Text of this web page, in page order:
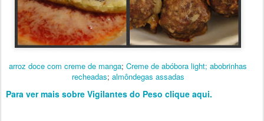
arroz doce com creme de manga; Creme de abóbora light; abobrinhas
recheadas; almôndegas assadas
Para ver mais sobre Vigilantes do Peso clique aqui.